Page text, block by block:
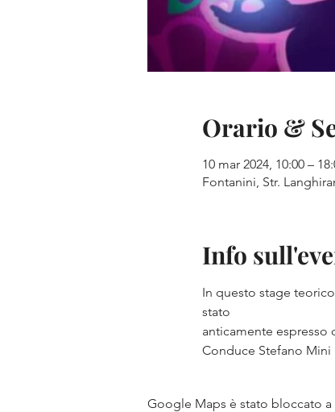
Orario &
10 mar 2024, 10:00 –
Fontanini, Str.
Info
In questo stage
stato
anticamente espresso
Conduce Stefano
Google Maps è stato bloccato